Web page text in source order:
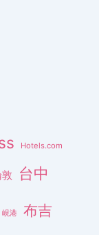
Hotels.com
台中
峴港 布吉